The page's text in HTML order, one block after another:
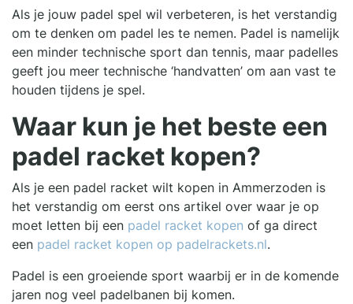
Als je jouw padel spel wil verbeteren, is het verstandig
om te denken om padel les te nemen. Padel is namelijk
een minder technische sport dan tennis, maar padelles
geeft jou meer technische ‘handvatten’ om aan vast te
houden tijdens je spel.
Waar kun je het beste een
padel racket kopen?
Als je een padel racket wilt kopen in Ammerzoden is
het verstandig om eerst ons artikel over waar je op
moet letten bij een padel racket kopen of ga direct
een padel racket kopen op padelrackets.nl.
Padel is een groeiende sport waarbij er in de komende
jaren nog veel padelbanen bij komen.